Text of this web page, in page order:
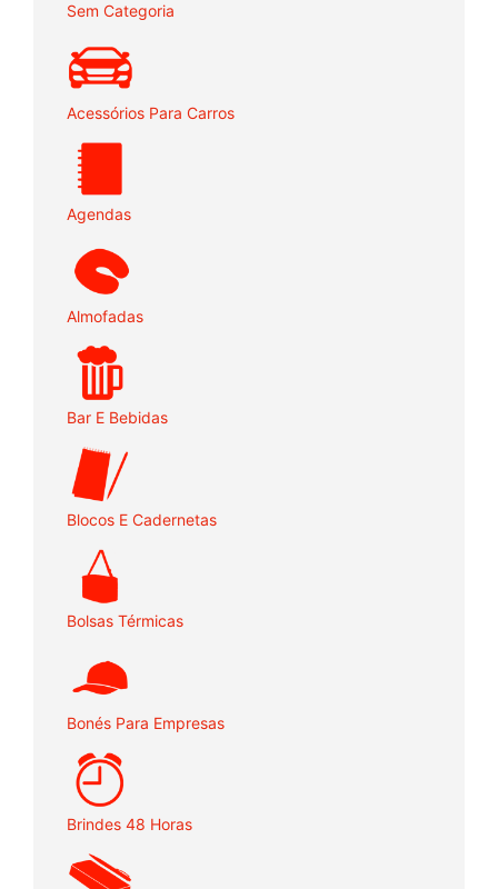
Sem Categoria
Acessórios Para Carros
Agendas
Almofadas
Bar E Bebidas
Blocos E Cadernetas
Bolsas Térmicas
Bonés Para Empresas
Brindes 48 Horas